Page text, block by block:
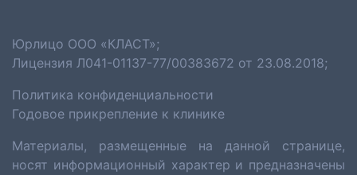
Юрлицо ООО «КЛАСТ»;
Лицензия Л041-01137-77/00383672 от 23.08.2018;
Политика конфиденциальности
Годовое прикрепление к клинике
Материалы, размещенные на данной странице,
носят информационный характер и предназначены